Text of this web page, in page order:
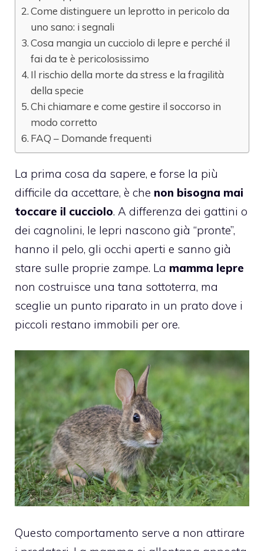
Come distinguere un leprotto in pericolo da
uno sano: i segnali
Cosa mangia un cucciolo di lepre e perché il
fai da te è pericolosissimo
Il rischio della morte da stress e la fragilità
della specie
Chi chiamare e come gestire il soccorso in
modo corretto
FAQ – Domande frequenti
La prima cosa da sapere, e forse la più
difficile da accettare, è che non bisogna mai
toccare il cucciolo. A differenza dei gattini o
dei cagnolini, le lepri nascono già “pronte”,
hanno il pelo, gli occhi aperti e sanno già
stare sulle proprie zampe. La mamma lepre
non costruisce una tana sottoterra, ma
sceglie un punto riparato in un prato dove i
piccoli restano immobili per ore.
Questo comportamento serve a non attirare